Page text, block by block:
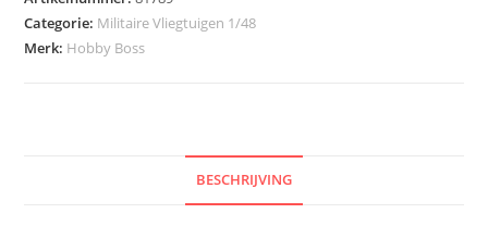
A-
4
Categorie: Militaire Vliegtuigen 1/48
Merk: Hobby Boss
BESCHRIJVING